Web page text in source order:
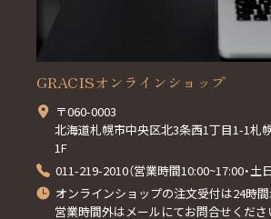
GRACISオンラインショップ
〒060-0003
北海道札幌市中央区北3条西1丁目1-1札
1F
011-219-2010（営業時間10:00~17:00・土
オンラインショップの注文受付は24時間
営業時間外はメールにてお問合せくださ